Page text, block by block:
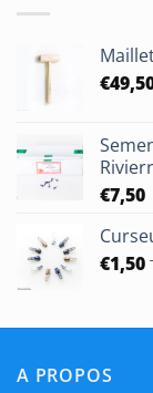
€
€7,50
€1,50
A PROPOS